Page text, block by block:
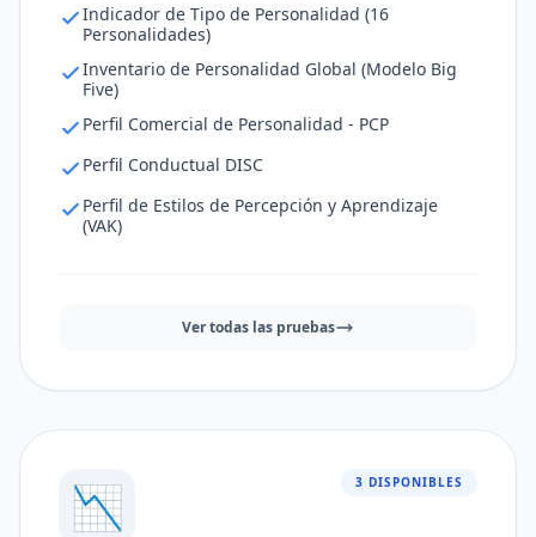
Indicador de Tipo de Personalidad (16
Personalidades)
Inventario de Personalidad Global (Modelo Big
Five)
Perfil Comercial de Personalidad - PCP
Perfil Conductual DISC
Perfil de Estilos de Percepción y Aprendizaje
(VAK)
Ver todas las pruebas
📉 3 DISPONIBLES